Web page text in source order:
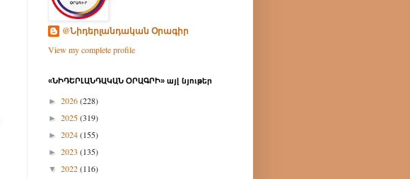
@Նիդերլանդական Օրագիր
View my complete profile
«ՆԻԴԵՐԼԱՆԴԱԿԱՆ ՕՐԱԳՐԻ» այլ նյութեր
► 2026(228)
► 2025(319)
► 2024(155)
► 2023 (135)
▼ 2022(116)